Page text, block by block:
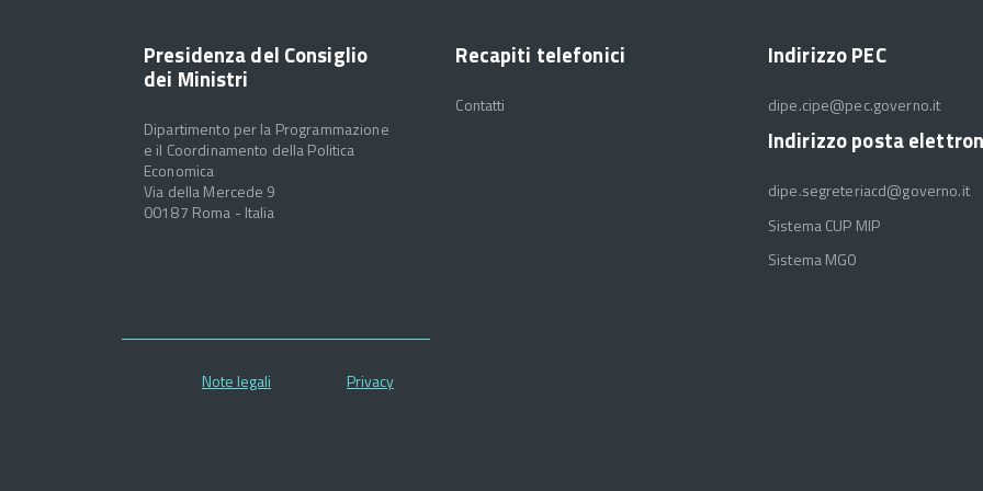
Presidenza del Consiglio
dei Ministri
Dipartimento per la Programmazione
e il Coordinamento della Politica
Economica
Via della Mercede 9
00187 Roma - Italia
Recapiti telefonici
Contatti
Indirizzo PEC
dipe.cipe@pec.governo.it
Indirizzo posta
dipe.segreteriacd@governo.it
Sistema CUP MIP
Sistema MGO
Note legali Privacy